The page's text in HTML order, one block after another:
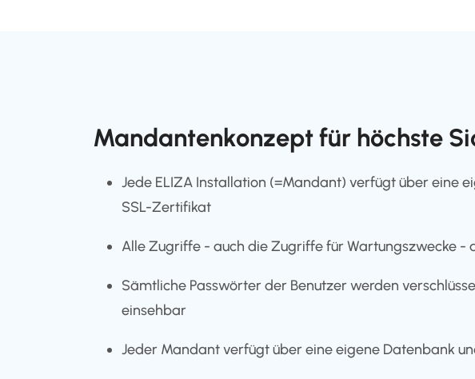
Mandantenkonzept für höchste
Jede ELIZA Installation (=Mandant) verfügt über eine
SSL-Zertifikat
Alle Zugriffe - auch die Zugriffe für Wartungszwecke -
Sämtliche Passwörter der Benutzer werden
einsehbar
Jeder Mandant verfügt über eine eigene Datenbank